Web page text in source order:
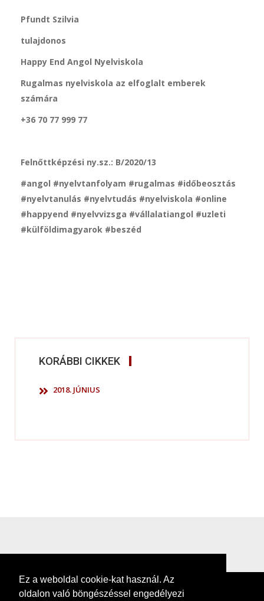
Ez a weboldal cookie-kat használ. Az
oldalon való böngészéssel engedélyezi
Pfundt Szilvia
tulajdonos
Happy End Angol Nyelviskola
Rugalmas nyelviskola az elfoglalt emberek
számára
+36 70 77 999 77
Felnőttképzési ny.sz.: B/2020/13
#angol #nyelvtanfolyam #rugalmas #időbeosztás
#nyelvtanulás #nyelvtudás #nyelviskola #online
#happyend #nyelvvizsga #vállalatiangol #uzleti
#külföldimagyarok #beszéd
KORÁBBI CIKKEK
2018. JÚNIUS